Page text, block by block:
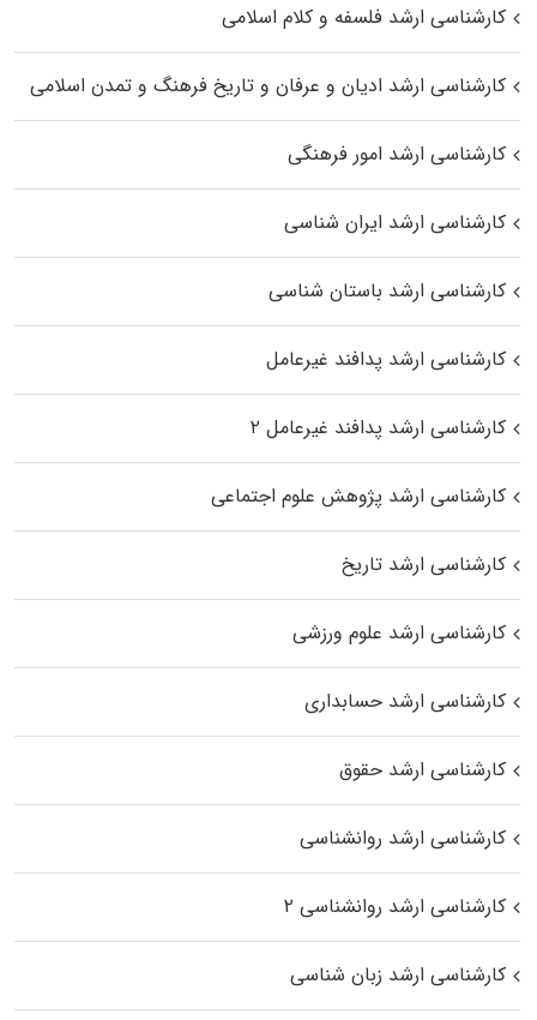
کارشناسی ارشد فلسفه و کلام اسلامی
کارشناسی ارشد ادیان و عرفان و تاریخ فرهنگ و تمدن اسلامی
کارشناسی ارشد امور فرهنگی
کارشناسی ارشد ایران شناسی
کارشناسی ارشد باستان شناسی
کارشناسی ارشد پدافند غیرعامل
کارشناسی ارشد پدافند غیرعامل ۲
کارشناسی ارشد پژوهش علوم اجتماعی
کارشناسی ارشد تاریخ
کارشناسی ارشد علوم ورزشی
کارشناسی ارشد حسابداری
کارشناسی ارشد حقوق
کارشناسی ارشد روانشناسی
کارشناسی ارشد روانشناسی ۲
کارشناسی ارشد زبان شناسی